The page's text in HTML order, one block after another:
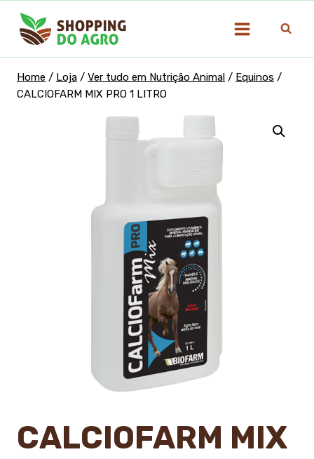
para
Home / Loja / Ver tudo em Nutrição Animal / Equinos /
CALCIOFARM MIX PRO 1 LITRO
CALCIOFARM MIX